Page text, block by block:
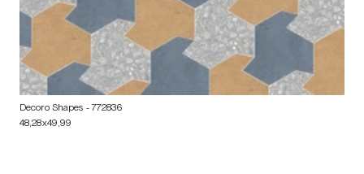
Decoro Shapes - 772836
48,28x49,99